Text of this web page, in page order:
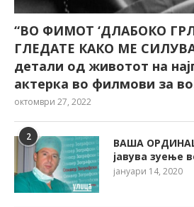
“ВО ФИМОТ ‘ДЛАБОКО
ГЛЕДАТЕ КАКО МЕ
детали од животот на
актерка во филмови за
октомври 27, 2022
2
ВАША
јавува зуење
јануари 14, 2020